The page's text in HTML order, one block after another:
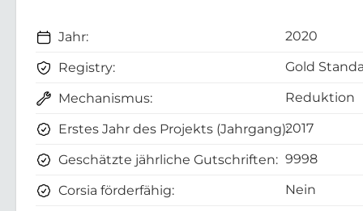
Jahr: 2020
Registry: Gold
Mechanismus: Reduktion
Erstes Jahr des Projekts (Jahrgang):2017
Geschätzte jährliche Gutschriften: 9998
Corsia förderfähig: Nein